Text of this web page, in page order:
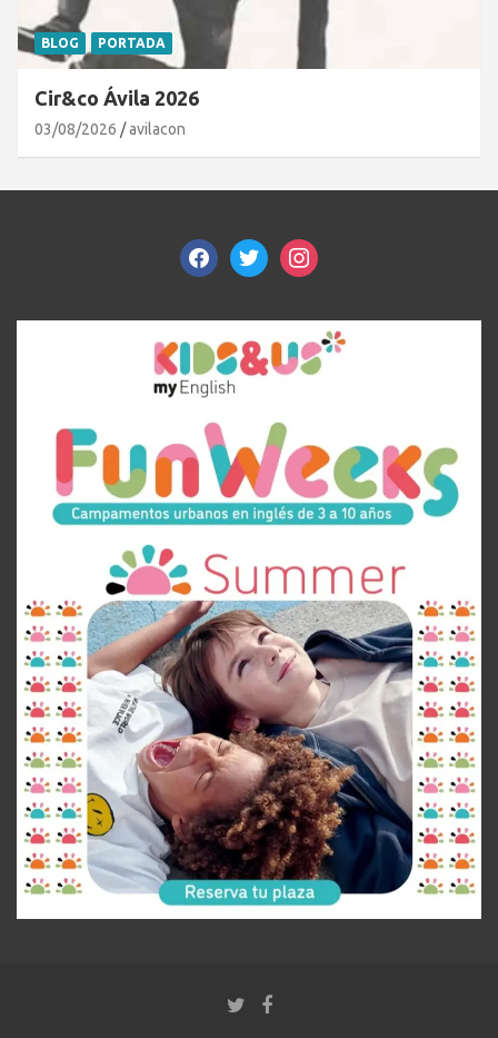
BLOG PORTADA
Cir&co Ávila 2026
03/08/2026 avilacon
facebooktwitterinstagram